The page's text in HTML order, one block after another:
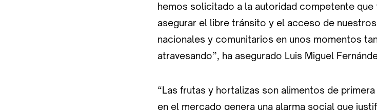
hemos solicitado a la autoridad competente
asegurar el libre tránsito y el acceso de
nacionales y comunitarios en unos momentos
atravesando”, ha asegurado Luis Miguel
“Las frutas y hortalizas son alimentos de
en el mercado genera una alarma social que